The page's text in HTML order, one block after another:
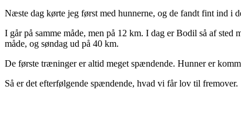
Næste dag kørte jeg først med hunnerne, og de fandt fint ind i
I går på samme måde, men på 12 km. I dag er Bodil så af
måde, og søndag ud på 40 km.
De første træninger er altid meget spændende. Hunner er
Så er det efterfølgende spændende, hvad vi får lov til fremover.